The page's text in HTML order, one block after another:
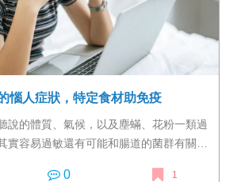
惱人症狀，特定食材助免疫
說的體質、氣候，以及塵蟎、花粉一類過
實容易過敏還有可能和腸道的菌群有關，
0 1